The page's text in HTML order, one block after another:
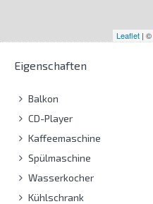
Leaflet | ©
Eigenschaften
Balkon
CD-Player
Kaffeemaschine
Spülmaschine
Wasserkocher
Kühlschrank